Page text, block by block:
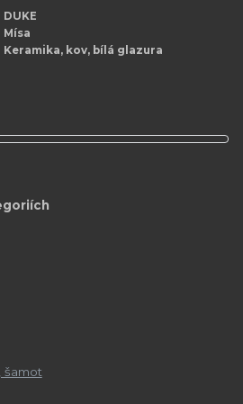
DUKE
Mísa
Keramika, kov, bílá glazura
šamot